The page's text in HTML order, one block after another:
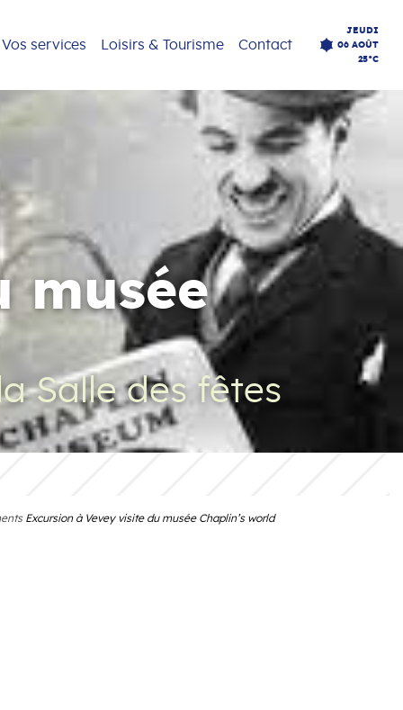
Vos services Loisirs & Tourisme Contact
JEUDI
06 AOÛT
25°C
musée
Salle des fêtes
Excursion à Vevey visite du musée Chaplin’s world